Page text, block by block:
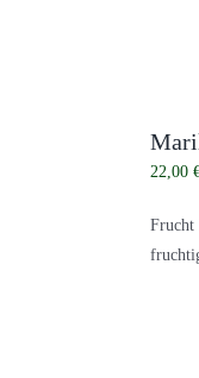
22,00
Frucht